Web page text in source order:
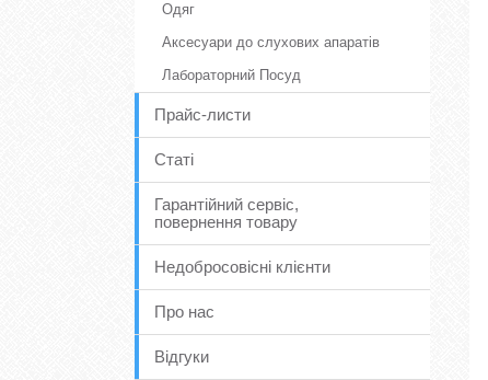
Одяг
Аксесуари до слухових апаратів
Лабораторний Посуд
Прайс-листи
Статі
Гарантійний сервіс,
повернення товару
Недобросовісні клієнти
Про нас
Відгуки